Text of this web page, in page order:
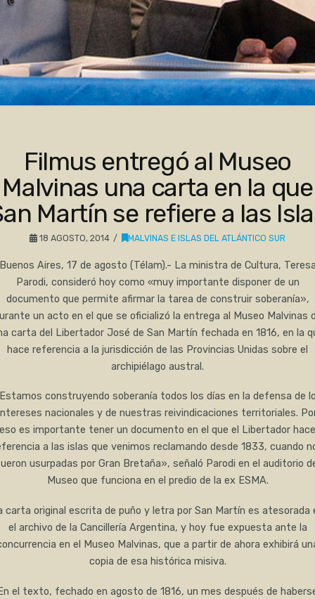
Filmus entregó al Museo
Malvinas una carta en la que
Martín se refiere a las
18 AGOSTO, 2014 MALVINAS E ISLAS DEL ATLÁNTICO SUR
Aires, 17 de agosto (Télam).- La ministra de Cultura, Teresa
Parodi, consideró hoy como «muy importante disponer de un
documento que permite afirmar la tarea de construir soberanía»,
un acto en el que se oficializó la entrega al Museo Malvinas
carta del Libertador José de San Martín fechada en 1816, en la
hace referencia a la jurisdicción de las Provincias Unidas sobre el
archipiélago austral.
construyendo soberanía todos los días en la defensa de
nacionales y de nuestras reivindicaciones territoriales.
eso es importante tener un documento en el que el Libertador hace
a las islas que venimos reclamando desde 1833, cuando
usurpadas por Gran Bretaña», señaló Parodi en el auditorio
Museo que funciona en el predio de la ex ESMA.
carta original escrita de puño y letra por San Martín es atesorada
el archivo de la Cancillería Argentina, y hoy fue expuesta ante la
en el Museo Malvinas, que a partir de ahora exhibirá
copia de esa histórica misiva.
el texto, fechado en agosto de 1816, un mes después de